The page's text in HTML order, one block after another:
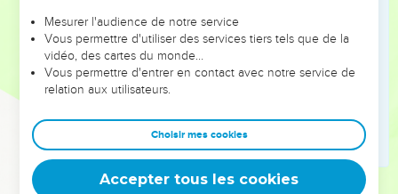
C'était en Egypte que Salomon achetait ses chevaux. Une
caravane de marchands du roi allait les chercher par groupes
à un prix fixe :
17
d'Egypte, et 150 pièces pour un cheval. Ils en ramenaient de
même avec eux pour tous les rois des Hittites et pour les rois
de Syrie.
Mesurer l'audience de notre service
Vous permettre d'utiliser des services tiers tels que de la
vidéo, des cartes du monde…
Vous permettre d'entrer en contact avec notre service de
relation aux utilisateurs.
Choisir mes cookies
Accepter tous les cookies